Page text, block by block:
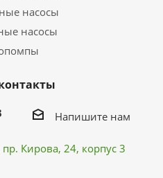
насосы
насосы
Напишите нам
пр. Кирова, 24, корпус 3